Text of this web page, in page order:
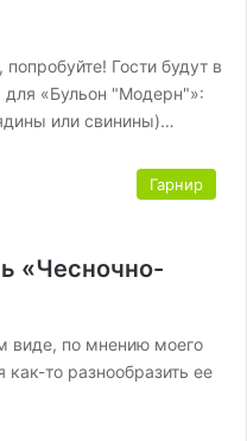
Гости будут в
«Бульон "Модерн"»:
или свинины)…
Гарнир
«Чесночно-
виде, по мнению моего
как-то разнообразить ее